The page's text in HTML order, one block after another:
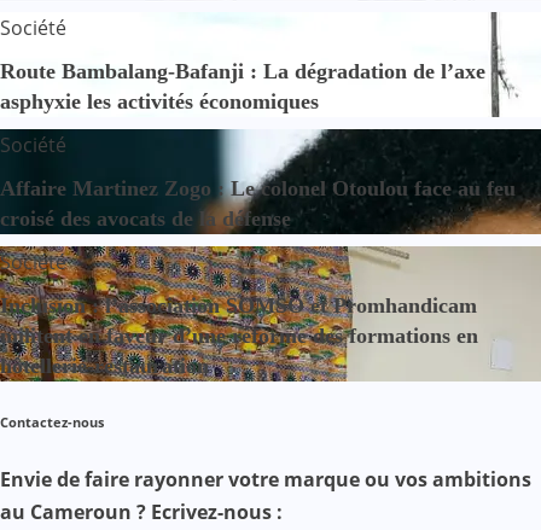
Société
Route Bambalang-Bafanji : La dégradation de l’axe
asphyxie les activités économiques
Société
Affaire Martinez Zogo : Le colonel Otoulou face au feu
croisé des avocats de la défense
Société
Inclusion : l’association SOMSO et Promhandicam
militent en faveur d’une réforme des formations en
hôtellerie-restauration
Contactez-nous
Envie de faire rayonner votre marque ou vos ambitions
au Cameroun ? Ecrivez-nous :